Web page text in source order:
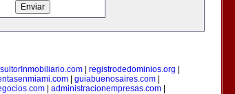
registrodedominios.org
| guiabuenosaires.com|
administracionempresas.com